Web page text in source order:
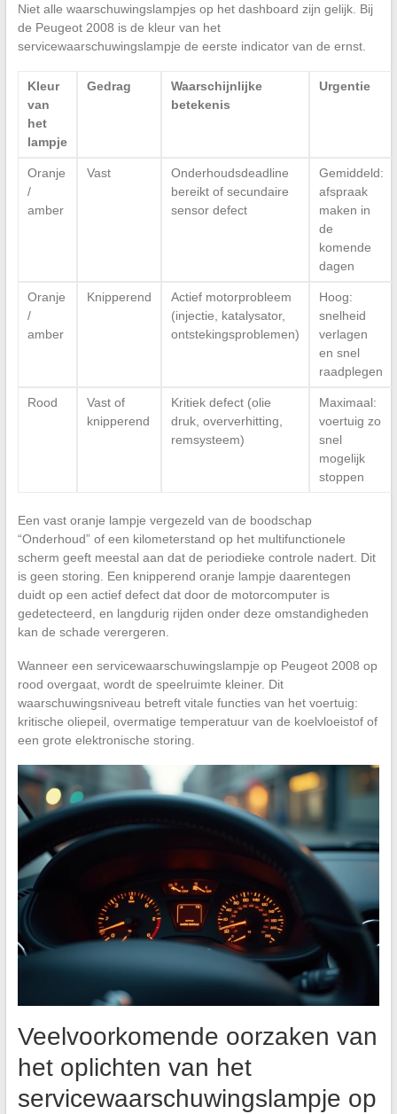
Niet alle waarschuwingslampjes op het dashboard zijn gelijk. Bij
de Peugeot 2008 is de kleur van het
servicewaarschuwingslampje de eerste indicator van de ernst.
Kleur
van
het
lampje
Gedrag
Waarschijnlijke
betekenis
Urgentie
Oranje
/
amber
Vast
Onderhoudsdeadline
bereikt of secundaire
sensor defect
Gemiddeld:
afspraak
maken in
de
komende
dagen
Oranje
/
amber
Knipperend
Actief motorprobleem
(injectie, katalysator,
ontstekingsproblemen)
Hoog:
snelheid
verlagen
en snel
raadplegen
Rood
Vast of
knipperend
Kritiek defect (olie
druk, oververhitting,
remsysteem)
Maximaal:
voertuig zo
snel
mogelijk
stoppen
Een vast oranje lampje vergezeld van de boodschap
“Onderhoud” of een kilometerstand op het multifunctionele
scherm geeft meestal aan dat de periodieke controle nadert. Dit
is geen storing. Een knipperend oranje lampje daarentegen
duidt op een actief defect dat door de motorcomputer is
gedetecteerd, en langdurig rijden onder deze omstandigheden
kan de schade verergeren.
Wanneer een servicewaarschuwingslampje op Peugeot 2008 op
rood overgaat, wordt de speelruimte kleiner. Dit
waarschuwingsniveau betreft vitale functies van het voertuig:
kritische oliepeil, overmatige temperatuur van de koelvloeistof of
een grote elektronische storing.
Veelvoorkomende oorzaken van
het oplichten van het
servicewaarschuwingslampje op